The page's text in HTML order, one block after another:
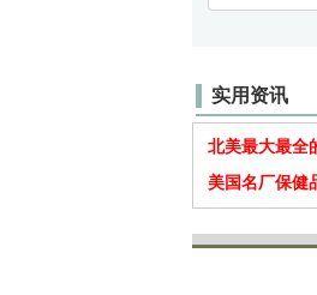
实用资讯
北美最大最全
美国名厂保健